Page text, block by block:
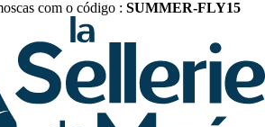
com o código : SUMMER-FLY15